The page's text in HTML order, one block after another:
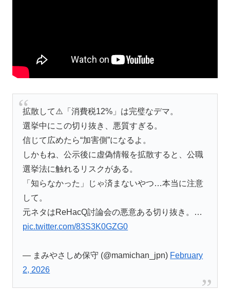
拡散して⚠️「消費税12%」は完璧なデマ。
選挙中にこの切り抜き、悪質すぎる。
信じて広めたら“加害側”になるよ。
しかもね、公示後に虚偽情報を拡散すると、公職
選挙法に触れるリスクがある。
「知らなかった」じゃ済まないやつ…本当に注意
して。
元ネタはReHacQ討論会の悪意ある切り抜き。…
pic.twitter.com/83S3K0GZG0
— まみやさしめ保守 (@mamichan_jpn) February
2, 2026